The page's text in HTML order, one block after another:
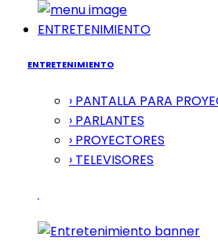
ENTRETENIMIENTO
ENTRETENIMIENTO
› PANTALLA PARA
› PARLANTES
› PROYECTORES
› TELEVISORES